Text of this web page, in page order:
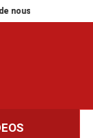
autres Tunisiens